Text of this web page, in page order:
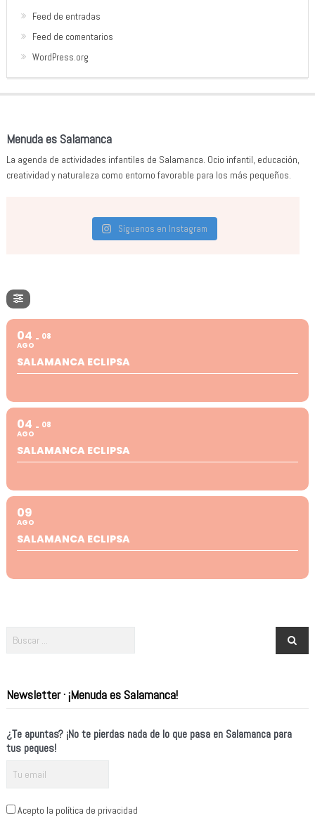
Feed de entradas
Feed de comentarios
WordPress.org
Menuda es Salamanca
La agenda de actividades infantiles de Salamanca. Ocio infantil, educación,
creatividad y naturaleza como entorno favorable para los más pequeños.
Síguenos en Instagram
04
AGO
08
SALAMANCA ECLIPSA
04
AGO
08
SALAMANCA ECLIPSA
09
AGO
SALAMANCA ECLIPSA
Newsletter · ¡Menuda es Salamanca!
¿Te apuntas? ¡No te pierdas nada de lo que pasa en Salamanca para
tus peques!
Acepto la política de privacidad